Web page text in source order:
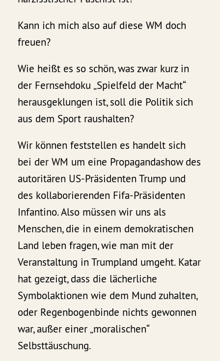
Kann ich mich also auf diese WM doch
freuen?
Wie heißt es so schön, was zwar kurz in
der Fernsehdoku „Spielfeld der Macht“
herausgeklungen ist, soll die Politik sich
aus dem Sport raushalten?
Wir können feststellen es handelt sich
bei der WM um eine Propagandashow des
autoritären US-Präsidenten Trump und
des kollaborierenden Fifa-Präsidenten
Infantino. Also müssen wir uns als
Menschen, die in einem demokratischen
Land leben fragen, wie man mit der
Veranstaltung in Trumpland umgeht. Katar
hat gezeigt, dass die lächerliche
Symbolaktionen wie dem Mund zuhalten,
oder Regenbogenbinde nichts gewonnen
war, außer einer „moralischen“
Selbsttäuschung.